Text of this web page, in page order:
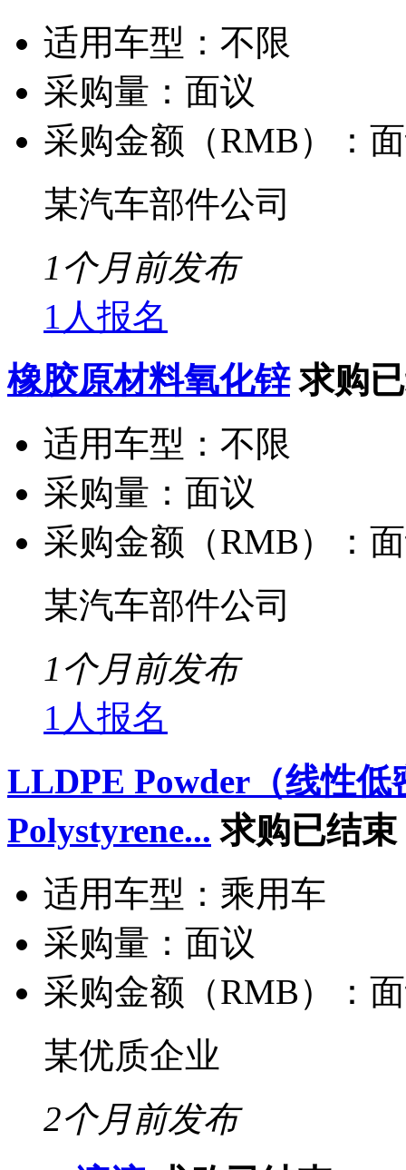
适用车型： 不限
采购量： 面议
采购金额（RMB）：
某汽车部件公司
1个月前发布
1人报名
橡胶原材料氧化锌 求购
适用车型： 不限
采购量： 面议
采购金额（RMB）：
某汽车部件公司
1个月前发布
1人报名
LLDPE Powder（线性低
Polystyrene... 求购已结束
适用车型： 乘用车
采购量： 面议
采购金额（RMB）：
某优质企业
2个月前发布